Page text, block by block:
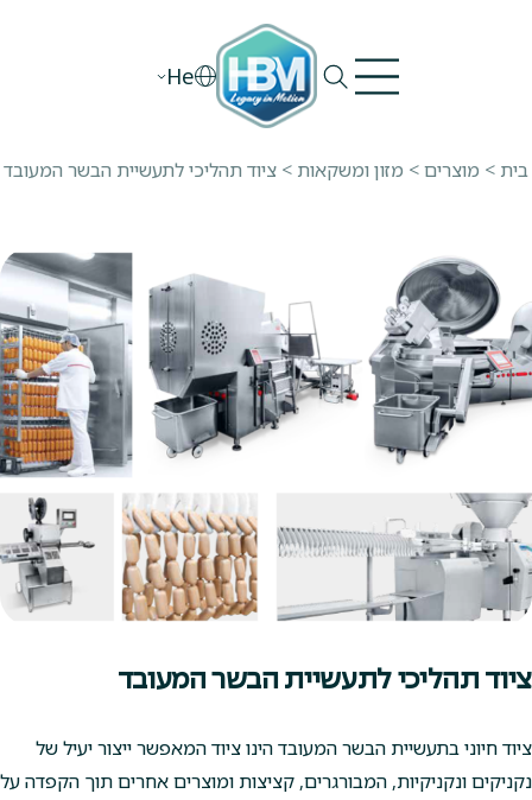
He
בית > מוצרים> מזון ומשקאות > ציוד תהליכי לתעשיית הבשר המעובד
ציוד תהליכי לתעשיית הבשר המעובד
ציוד חיוני בתעשיית הבשר המעובד הינו ציוד המאפשר ייצור יעיל של
נקניקים ונקניקיות, המבורגרים, קציצות ומוצרים אחרים תוך הקפדה על